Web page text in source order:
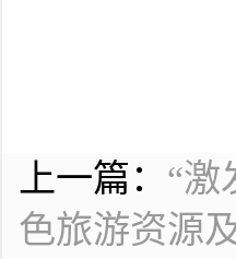
上一篇： “激
色旅游资源